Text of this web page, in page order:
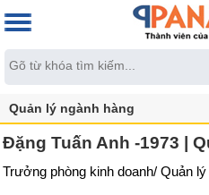
Quản lý ngành hàng
Đặng Tuấn Anh -1973 |
Trưởng phòng kinh doanh/ Quản